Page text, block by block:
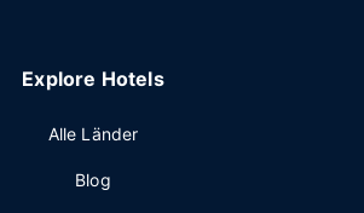
Explore Hotels
Alle Länder
Blog